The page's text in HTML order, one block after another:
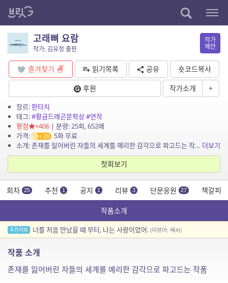
고래뼈 요람
작가: 김유정 출판
작가
제안
즐겨찾기 읽기목록 공유
숏코드복사
후원
작가소개 +
장르:판타지
태그:#황금드래곤문학상#연작
평점
×406| 분량: 25회, 652매
가격:
20
5화 무료
소개: 존재를 잃어버린 자들의 세계를 예리한 감각으로 파고드는 작품 크리스티안은 마을에서 일손이 필요한 사람들을 거들며 살고 있는 열다섯 살 백발의 소년이다. 술을 마시며 사고를 치는 ... 더보기
첫회보기
회차 25 추천 1 공지 1 리뷰 3 단문응원 27 책갈피
작품소개
추천리뷰 너를 처음 만났을 때 부터, 나는 사랑이었어. (리뷰어: 쎄씨)
작품 소개
존재를 잃어버린 자들의 세계를 예리한 감각으로 파고드는 작품